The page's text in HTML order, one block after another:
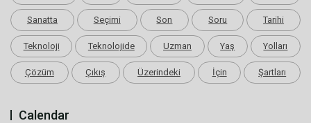
Sanatta Seçimi Son Soru Tarihi
Teknoloji Teknolojide Uzman Yaş Yolları
Çözüm Çıkış Üzerindeki İçin Şartları
Calendar